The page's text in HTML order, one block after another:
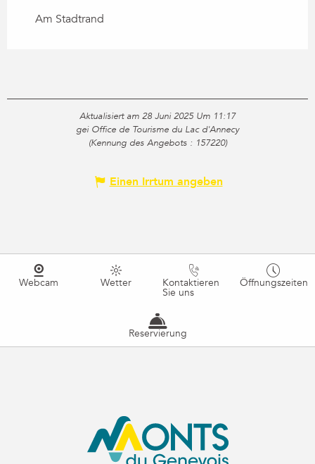
Am Stadtrand
Aktualisiert am 28 Juni 2025 Um 11:17
gei Office de Tourisme du Lac d'Annecy
(Kennung des Angebots : 157220)
Einen Irrtum angeben
Webcam Wetter Kontaktieren
Sie uns
Öffnungszeiten
Reservierung